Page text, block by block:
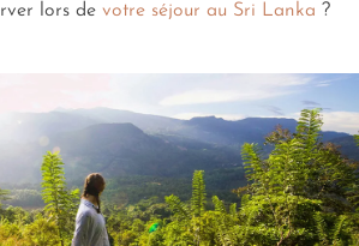
lors de votre séjour au Sri Lanka ?